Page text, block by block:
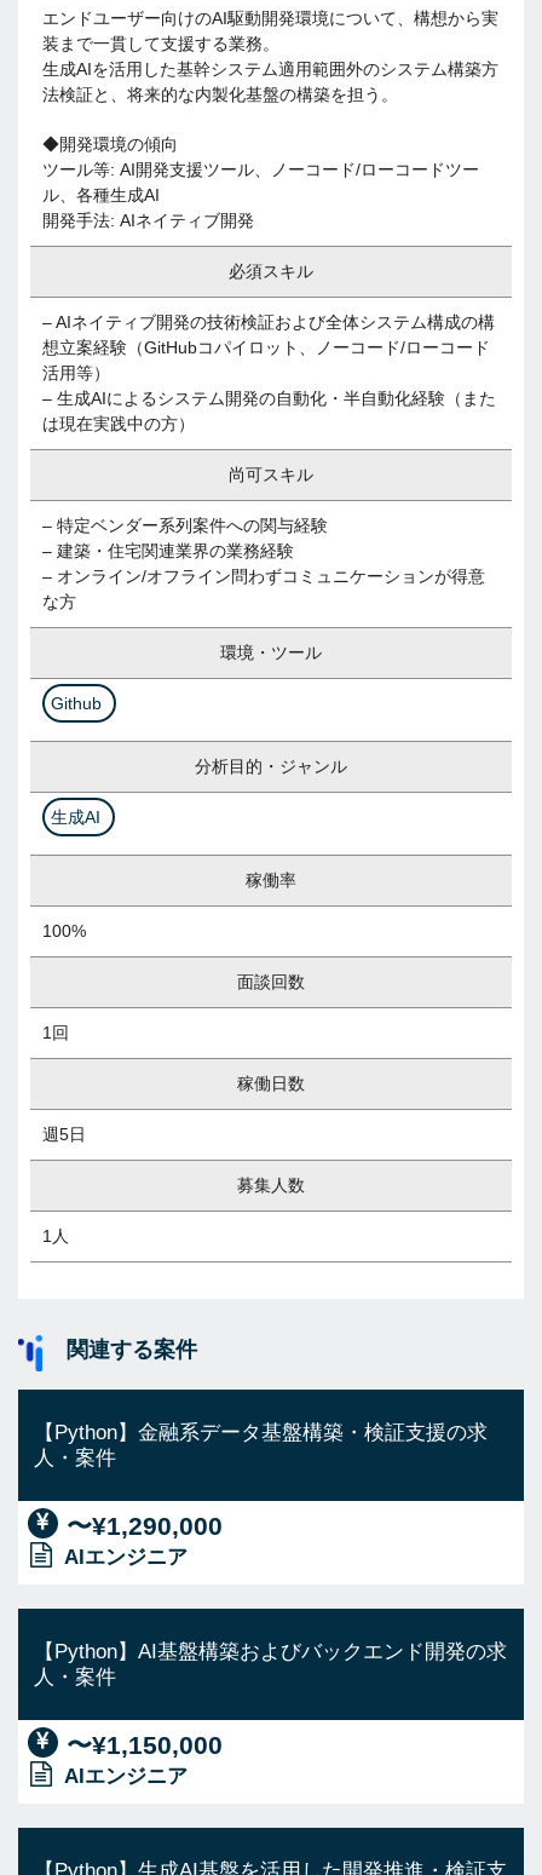
エンドユーザー向けのAI駆動開発環境について、構想から実
装まで一貫して支援する業務。
生成AIを活用した基幹システム適用範囲外のシステム構築方
法検証と、将来的な内製化基盤の構築を担う。
◆開発環境の傾向
ツール等: AI開発支援ツール、ノーコード/ローコードツー
ル、各種生成AI
開発手法: AIネイティブ開発
必須スキル
– AIネイティブ開発の技術検証および全体システム構成の構
想立案経験（GitHubコパイロット、ノーコード/ローコード
活用等）
– 生成AIによるシステム開発の自動化・半自動化経験（また
は現在実践中の方）
尚可スキル
– 特定ベンダー系列案件への関与経験
– 建築・住宅関連業界の業務経験
– オンライン/オフライン問わずコミュニケーションが得意
な方
環境・ツール
Github
分析目的・ジャンル
生成AI
稼働率
100%
面談回数
1回
稼働日数
週5日
募集人数
1人
関連する案件
【Python】金融系データ基盤構築・検証支援の求
人・案件
〜¥1,290,000
AIエンジニア
【Python】AI基盤構築およびバックエンド開発の求
人・案件
〜¥1,150,000
AIエンジニア
【Python】生成AI基盤を活用した開発推進・検証支